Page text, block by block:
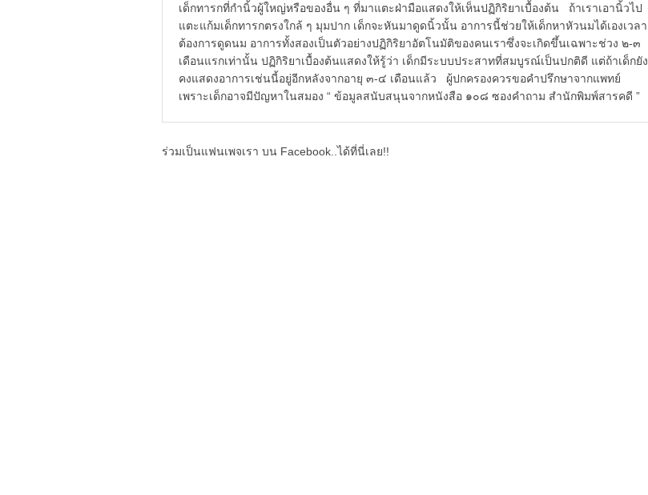
เด็กทารกที่กำนิ้วผู้ใหญ่หรือของอื่น ๆ ที่มาแตะฝ่ามือแสดงให้เห็นปฏิกิริยาเบื้องต้น ถ้าเราเอานิ้วไป
แตะแก้มเด็กทารกตรงใกล้ ๆ มุมปาก เด็กจะหันมาดูดนิ้วนั้น อาการนี้ช่วยให้เด็กหาหัวนมได้เองเวลา
ต้องการดูดนม อาการทั้งสองเป็นตัวอย่างปฏิกิริยาอัตโนมัติของคนเราซึ่งจะเกิดขึ้นเฉพาะช่วง ๒-๓
เดือนแรกเท่านั้น ปฏิกิริยาเบื้องต้นแสดงให้รู้ว่า เด็กมีระบบประสาทที่สมบูรณ์เป็นปกติดี แต่ถ้าเด็กยัง
คงแสดงอาการเช่นนี้อยู่อีกหลังจากอายุ ๓-๔ เดือนแล้ว ผู้ปกครองควรขอคำปรึกษาจากแพทย์
เพราะเด็กอาจมีปัญหาในสมอง “ ข้อมูลสนับสนุนจากหนังสือ ๑๐๘ ซองคำถาม สำนักพิมพ์สารคดี ”
ร่วมเป็นแฟนเพจเรา บน Facebook..ได้ที่นี่เลย!!